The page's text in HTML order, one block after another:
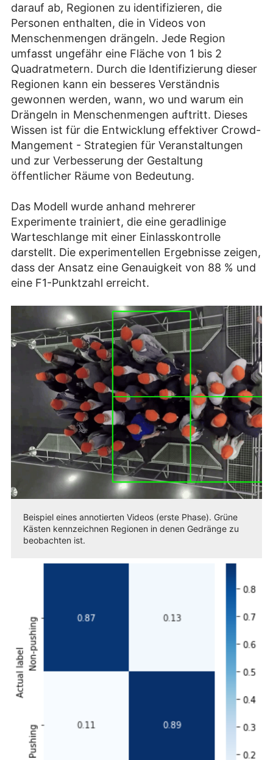
darauf ab, Regionen zu identifizieren, die
Personen enthalten, die in Videos von
Menschenmengen drängeln. Jede Region
umfasst ungefähr eine Fläche von 1 bis 2
Quadratmetern. Durch die Identifizierung dieser
Regionen kann ein besseres Verständnis
gewonnen werden, wann, wo und warum ein
Drängeln in Menschenmengen auftritt. Dieses
Wissen ist für die Entwicklung effektiver Crowd-
Mangement - Strategien für Veranstaltungen
und zur Verbesserung der Gestaltung
öffentlicher Räume von Bedeutung.
Das Modell wurde anhand mehrerer
Experimente trainiert, die eine geradlinige
Warteschlange mit einer Einlasskontrolle
darstellt. Die experimentellen Ergebnisse zeigen,
dass der Ansatz eine Genauigkeit von 88 % und
eine F1-Punktzahl erreicht.
Beispiel eines annotierten Videos (erste Phase). Grüne
Kästen kennzeichnen Regionen in denen Gedränge zu
beobachten ist.